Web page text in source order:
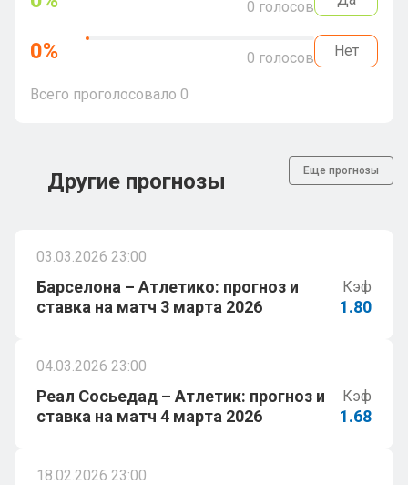
0 голосов
0% 0 голосов Нет
Всего проголосовало 0
Другие прогнозы Еще прогнозы
03.03.2026 23:00
Барселона – Атлетико: прогноз и
ставка на матч 3 марта 2026
Кэф
1.80
04.03.2026 23:00
Реал Сосьедад – Атлетик: прогноз и
ставка на матч 4 марта 2026
Кэф
1.68
18.02.2026 23:00